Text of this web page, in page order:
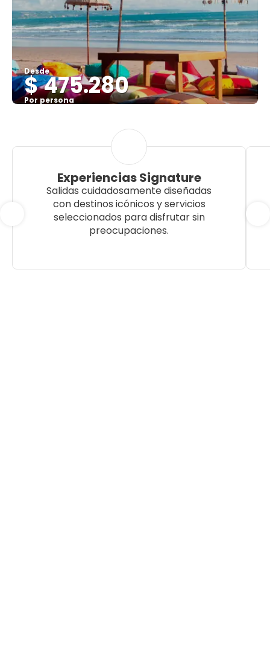
Desde
$ 475.280
Por persona
Experiencias Signature
Salidas cuidadosamente diseñadas
con destinos icónicos y servicios
seleccionados para disfrutar sin
preocupaciones.